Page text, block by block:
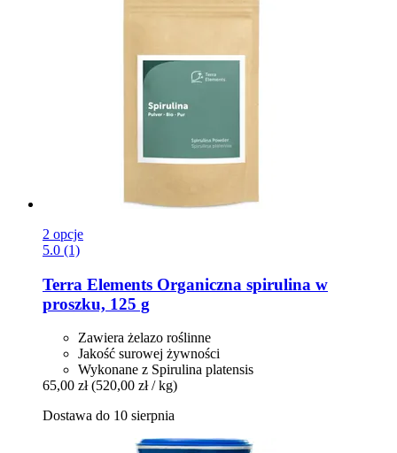
2 opcje
5.0 (1)
Terra Elements Organiczna spirulina w
proszku, 125 g
Zawiera żelazo roślinne
Jakość surowej żywności
Wykonane z Spirulina platensis
65,00 zł (520,00 zł / kg)
Dostawa do 10 sierpnia